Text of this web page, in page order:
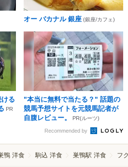
オー バカナル 銀座 (銀座/カフェ)
ける
PR
"本当に無料で当たる？" 話題の
競馬予想サイトを元競馬記者が
自腹レビュー。
PR(ルーツ)
Recommended by
鴨 洋食 駒込 洋食 巣鴨駅 洋食 フ